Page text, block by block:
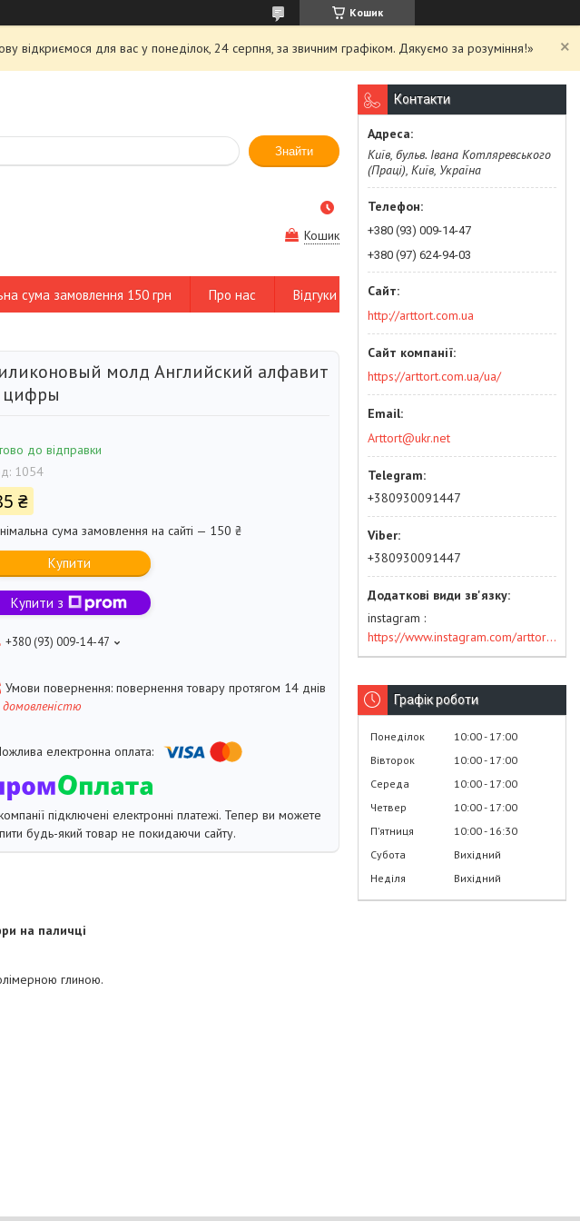
Кошик
відкриємося для вас у понеділок, 24 серпня, за звичним графіком. Дякуємо за розуміння!»
Знайти
Кошик
сума замовлення 150 грн Про нас Відгуки
молд Английский алфавит
цифры
до відправки
1054
₴
сума замовлення на сайті — 150 ₴
Купити
Купити з
+380 (93) 009-14-47
повернення товару протягом 14 днів
домовленістю
підключені електронні платежі. Тепер ви можете
будь-який товар не покидаючи сайту.
на паличці
глиною.
Контакти
Київ, бульв. Івана Котляревського
(Праці), Київ, Україна
+380 (93) 009-14-47
+380 (97) 624-94-03
http://arttort.com.ua
https://arttort.com.ua/ua/
Arttort@ukr.net
+380930091447
+380930091447
instagram
https://www.instagram.com/arttort.com.ua/
Графік роботи
Понеділок 10:00 17:00
Вівторок
10:00 17:00
Середа
10:00 17:00
Четвер
10:00 17:00
Пʼятниця
10:00 16:30
Субота
Вихідний
Неділя
Вихідний